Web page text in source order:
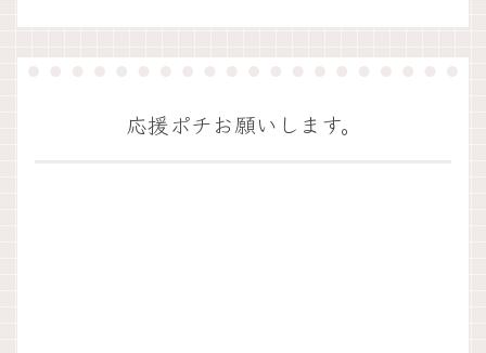
応援ポチお願いします。